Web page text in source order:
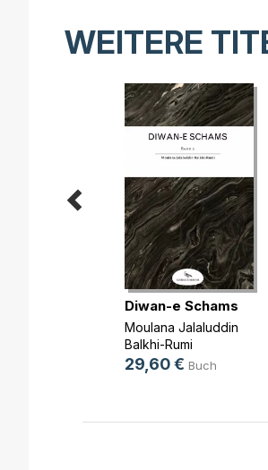
WEITERE
Diwan-e Schams
Moulana Jalaluddin
Balkhi-Rumi
29,60 € Buch